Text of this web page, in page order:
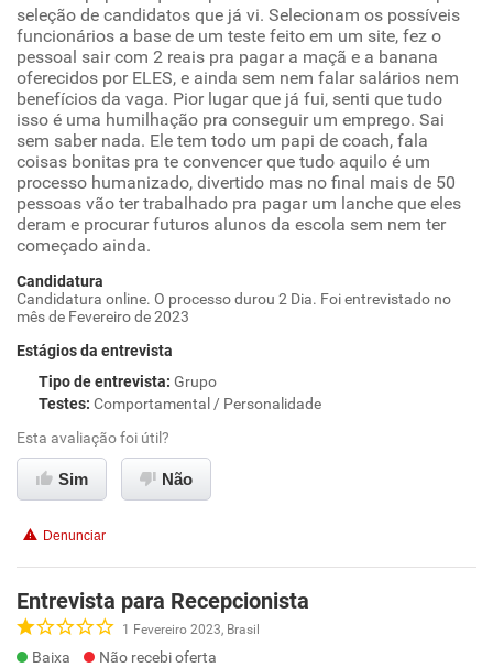
seleção de candidatos que já vi. Selecionam os possíveis
funcionários a base de um teste feito em um site, fez o
pessoal sair com 2 reais pra pagar a maçã e a banana
oferecidos por ELES, e ainda sem nem falar salários nem
benefícios da vaga. Pior lugar que já fui, senti que tudo
isso é uma humilhação pra conseguir um emprego. Sai
sem saber nada. Ele tem todo um papi de coach, fala
coisas bonitas pra te convencer que tudo aquilo é um
processo humanizado, divertido mas no final mais de 50
pessoas vão ter trabalhado pra pagar um lanche que eles
deram e procurar futuros alunos da escola sem nem ter
começado ainda.
Candidatura
Candidatura online. O processo durou 2 Dia. Foi entrevistado no
mês de Fevereiro de 2023
Estágios da entrevista
Tipo de entrevista: Grupo
Testes: Comportamental / Personalidade
Esta avaliação foi útil?
Sim Não
Denunciar
Entrevista para Recepcionista
1 Fevereiro 2023, Brasil
Baixa Não recebi oferta